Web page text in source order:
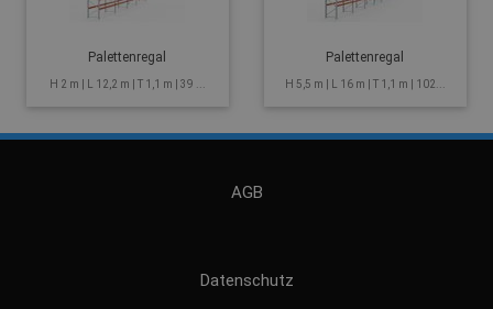
Palettenregal
H 2 m | L 12,2 m | T 1,1 m | 39 ...
Palettenregal
H 5,5 m | L 16 m | T 1,1 m | 102...
AGB
Datenschutz